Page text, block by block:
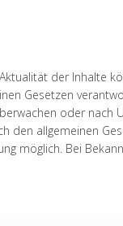
der Inhalte
Gesetzen
oder nach
den allgemeinen
möglich. Bei